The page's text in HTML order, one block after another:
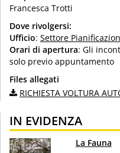
Francesca Trotti
Dove rivolgersi:
Ufficio: Settore
Orari di apertura: Gli
solo previo appuntamento
Files allegati
RICHIESTA VOLTURA
IN EVIDENZA
La Fauna